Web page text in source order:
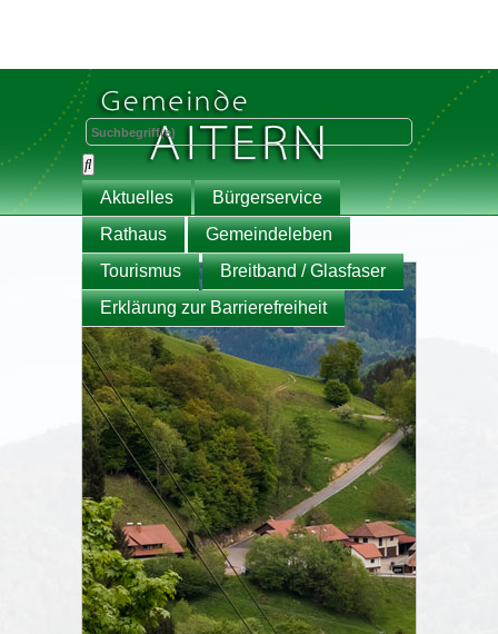
Aktuelles
Bürgerservice
Rathaus
Gemeindeleben
Tourismus
Breitband / Glasfaser
Erklärung zur Barrierefreiheit